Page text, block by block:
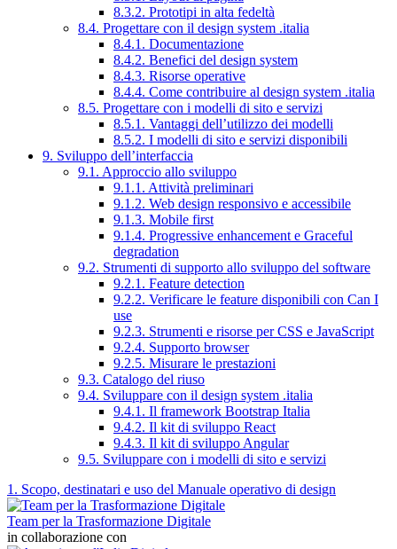
8.3.2. Prototipi in alta fedeltà
8.4. Progettare con il design system .italia
8.4.1. Documentazione
8.4.2. Benefici del design system
8.4.3. Risorse operative
8.4.4. Come contribuire al design system .italia
8.5. Progettare con i modelli di sito e servizi
8.5.1. Vantaggi dell’utilizzo dei modelli
8.5.2. I modelli di sito e servizi disponibili
9. Sviluppo dell’interfaccia
9.1. Approccio allo sviluppo
9.1.1. Attività preliminari
9.1.2. Web design responsivo e accessibile
9.1.3. Mobile first
9.1.4. Progressive enhancement e Graceful
degradation
9.2. Strumenti di supporto allo sviluppo del software
9.2.1. Feature detection
9.2.2. Verificare le feature disponibili con Can I
use
9.2.3. Strumenti e risorse per CSS e JavaScript
9.2.4. Supporto browser
9.2.5. Misurare le prestazioni
9.3. Catalogo del riuso
9.4. Sviluppare con il design system .italia
9.4.1. Il framework Bootstrap Italia
9.4.2. Il kit di sviluppo React
9.4.3. Il kit di sviluppo Angular
9.5. Sviluppare con i modelli di sito e servizi
1. Scopo, destinatari e uso del Manuale operativo di design
Team per la Trasformazione Digitale
in collaborazione con